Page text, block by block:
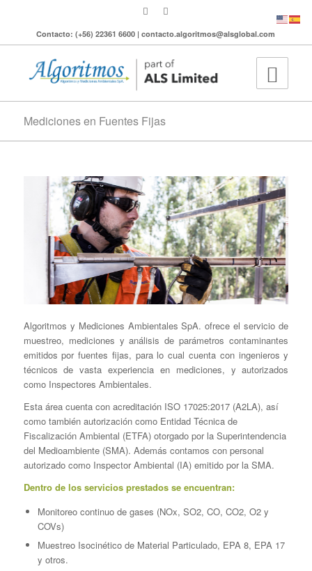
Contacto: (+56) 22361 6600 | contacto.algoritmos@alsglobal.com
Mediciones en Fuentes Fijas
Algoritmos y Mediciones Ambientales SpA. ofrece el servicio de
muestreo, mediciones y análisis de parámetros contaminantes
emitidos por fuentes fijas, para lo cual cuenta con ingenieros y
técnicos de vasta experiencia en mediciones, y autorizados
como Inspectores Ambientales.
Esta área cuenta con acreditación ISO 17025:2017 (A2LA), así
como también autorización como Entidad Técnica de
Fiscalización Ambiental (ETFA) otorgado por la Superintendencia
del Medioambiente (SMA). Además contamos con personal
autorizado como Inspector Ambiental (IA) emitido por la SMA.
Dentro de los servicios prestados se encuentran:
Monitoreo continuo de gases (NOx, SO2, CO, CO2, O2 y
COVs)
Muestreo Isocinético de Material Particulado, EPA 8, EPA 17
y otros.